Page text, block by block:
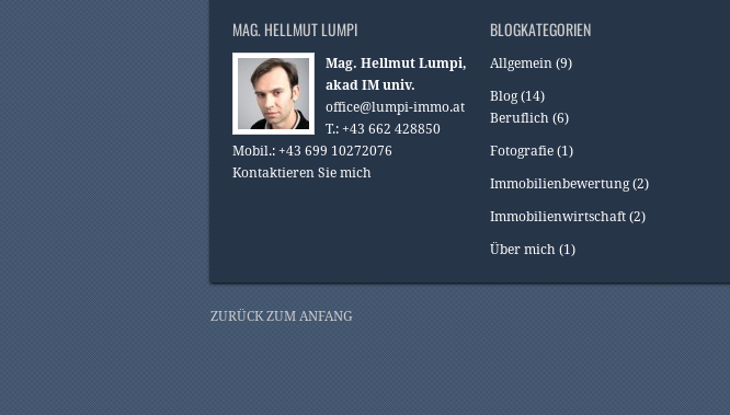
MAG. HELLMUT LUMPI
Mag. Hellmut Lumpi,
akad IM univ.
office@lumpi-immo.at
T.: +43 662 428850
Mobil.: +43 699 10272076
Kontaktieren Sie mich
BLOGKATEGORIEN
Allgemein (9)
Blog(14)
Beruflich (6)
Fotografie (1)
Immobilienbewertung(2)
Immobilienwirtschaft (2)
Über mich (1)
ZURÜCK ZUM ANFANG